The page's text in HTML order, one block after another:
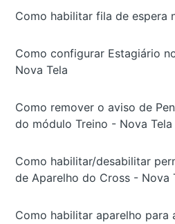
Como habilitar fila de espera
Como configurar Estagiário
Nova Tela
Como remover o aviso de
do módulo Treino - Nova Tela
Como habilitar/desabilitar
de Aparelho do Cross - Nova
Como habilitar aparelho para